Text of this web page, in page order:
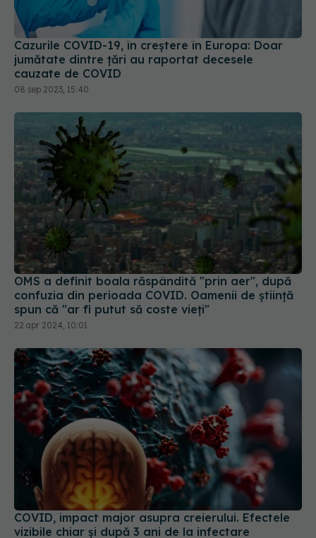
Cazurile COVID-19, în creștere în Europa: Doar
jumătate dintre țări au raportat decesele
cauzate de COVID
08 sep 2023, 15:40
OMS a definit boala răspândită "prin aer", după
confuzia din perioada COVID. Oamenii de știință
spun că "ar fi putut să coste vieți"
22 apr 2024, 10:01
COVID, impact major asupra creierului. Efectele
vizibile chiar și după 3 ani de la infectare
03 aug 2024, 14:12